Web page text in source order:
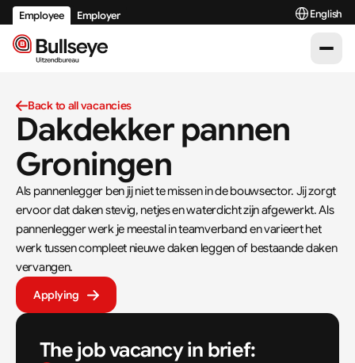
Back to all vacancies
Dakdekker pannen
Groningen
Als pannenlegger ben jij niet te missen in de bouwsector. Jij zorgt
ervoor dat daken stevig, netjes en waterdicht zijn afgewerkt. Als
pannenlegger werk je meestal in teamverband en varieert het
werk tussen compleet nieuwe daken leggen of bestaande daken
vervangen.
Applying
The job vacancy in brief:
Employee Employer SelectEnglish